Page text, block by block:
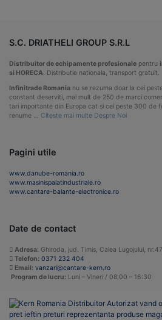
S.C. DRIATHELI GROUP S.R.L
Distribuitor de echipamente profesionale pentru
si HORECA. Distributie nationala, transport gratuit.
Infinitrade Romania nu se rezuma doar la cei
constant deserviti, mai mult de 250 de marci
tari importante din Europa cat si cei peste 300 de
renume … Citeste mai multe Despre Noi
Pagini utile
www.danube-romania.ro
www.masinispalatindustriale.ro
www.cantare-balante-electronice.ro
Date de contact
Adresa: Ghiroda, jud. Timis, Calea Lugojului,
Telefon: 0371 232 404
Email: vanzari@cantare-kern.ro
Program de lucru: Luni – Vineri / 08:00 – 16:30